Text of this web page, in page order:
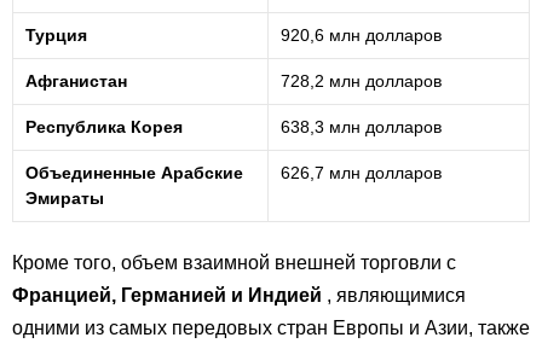
Турция 920,6 млн долларов
Афганистан 728,2 млн долларов
Республика Корея 638,3 млн долларов
Объединенные Арабские
Эмираты
626,7 млн долларов
Кроме того, объем взаимной внешней торговли с
Францией, Германией и Индией , являющимися
одними из самых передовых стран Европы и Азии, также